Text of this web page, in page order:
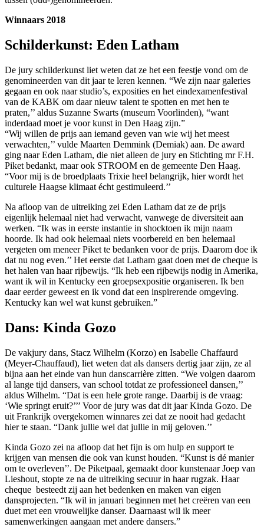
Winnaars 2018
Schilderkunst: Eden Latham
De jury schilderkunst liet weten dat ze het een feestje vond om de
genomineerden van dit jaar te leren kennen. “We zijn naar galeries
gegaan en ook naar studio’s, exposities en het eindexamenfestival
van de KABK om daar nieuw talent te spotten en met hen te
praten,’’ aldus Suzanne Swarts (museum Voorlinden), “want
inderdaad moet je voor kunst in Den Haag zijn.”
“Wij willen de prijs aan iemand geven van wie wij het meest
verwachten,’’ vulde Maarten Demmink (Demiak) aan. De award
ging naar Eden Latham, die niet alleen de jury en Stichting mr F.H.
Piket bedankt, maar ook STROOM en de gemeente Den Haag.
“Voor mij is de broedplaats Trixie heel belangrijk, hier wordt het
culturele Haagse klimaat écht gestimuleerd.’’
Na afloop van de uitreiking zei Eden Latham dat ze de prijs
eigenlijk helemaal niet had verwacht, vanwege de diversiteit aan
werken. “Ik was in eerste instantie in shocktoen ik mijn naam
hoorde. Ik had ook helemaal niets voorbereid en ben helemaal
vergeten om meneer Piket te bedanken voor de prijs. Daarom doe ik
dat nu nog even.’’ Het eerste dat Latham gaat doen met de cheque is
het halen van haar rijbewijs. “Ik heb een rijbewijs nodig in Amerika,
want ik wil in Kentucky een groepsexpositie organiseren. Ik ben
daar eerder geweest en ik vond dat een inspirerende omgeving.
Kentucky kan wel wat kunst gebruiken.”
Dans: Kinda Gozo
De vakjury dans, Stacz Wilhelm (Korzo) en Isabelle Chaffaurd
(Meyer-Chauffaud), liet weten dat als dansers dertig jaar zijn, ze al
bijna aan het einde van hun danscarrière zitten. “We volgen daarom
al lange tijd dansers, van school totdat ze professioneel dansen,’’
aldus Wilhelm. “Dat is een hele grote range. Daarbij is de vraag:
‘Wie springt eruit?’’’ Voor de jury was dat dit jaar Kinda Gozo. De
uit Frankrijk overgekomen winnares zei dat ze nooit had gedacht
hier te staan. “Dank jullie wel dat jullie in mij geloven.’’
Kinda Gozo zei na afloop dat het fijn is om hulp en support te
krijgen van mensen die ook van kunst houden. “Kunst is dé manier
om te overleven’’. De Piketpaal, gemaakt door kunstenaar Joep van
Lieshout, stopte ze na de uitreiking secuur in haar rugzak. Haar
cheque besteedt zij aan het bedenken en maken van eigen
dansprojecten. “Ik wil in januari beginnen met het creëren van een
duet met een vrouwelijke danser. Daarnaast wil ik meer
samenwerkingen aangaan met andere dansers.”